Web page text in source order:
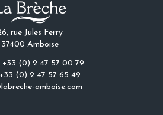
rue Jules Ferry
37400 Amboise
+33 (0) 2 47 57 00 79
(0) 2 47 57 65 49
amboise.com